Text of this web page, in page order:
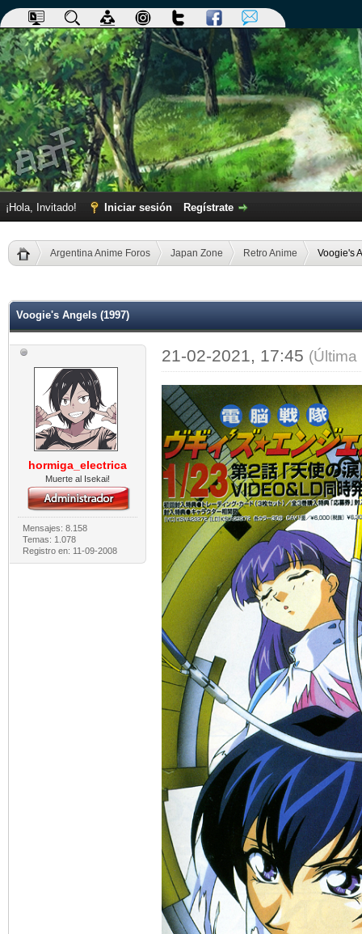
¡Hola, Invitado! Iniciar sesión Regístrate
Argentina Anime Foros Japan Zone Retro Anime Voogie's
Voogie's Angels (1997)
hormiga_electrica
Muerte al Isekai!
Mensajes: 8.158
Temas: 1.078
Registro en: 11-09-2008
21-02-2021, 17:45